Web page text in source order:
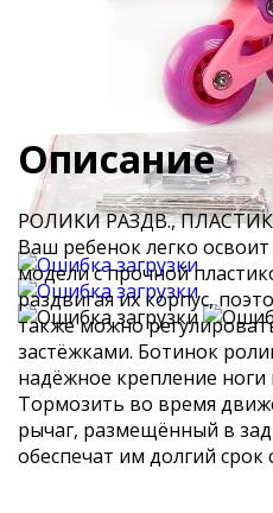
Описание
РОЛИКИ РАЗДВ.,
Ваш ребенок легко
модели с прочной
раздвигая их корпус,
также можно
застёжками. Ботинок
надёжное крепление
Тормозить во время
рычаг, размещённый в
обеспечат им долгий срок